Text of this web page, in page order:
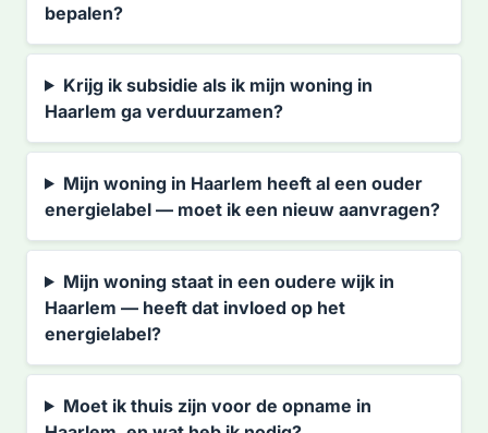
bepalen?
Krijg ik subsidie als ik mijn woning in
Haarlem ga verduurzamen?
Mijn woning in Haarlem heeft al een ouder
energielabel — moet ik een nieuw aanvragen?
Mijn woning staat in een oudere wijk in
Haarlem — heeft dat invloed op het
energielabel?
Moet ik thuis zijn voor de opname in